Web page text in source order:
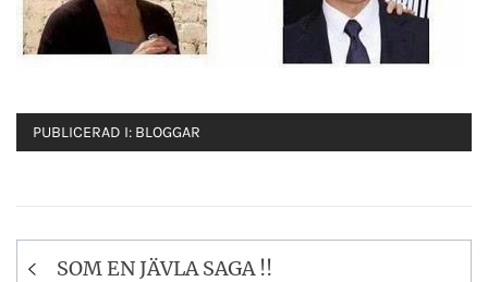
PUBLICERAD I: BLOGGAR
Inläggsnavigering
SOM EN JÄVLA SAGA !!